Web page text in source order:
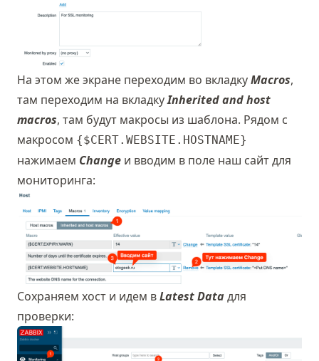
На этом же экране переходим во вкладкуMacros,
там переходим на вкладкуInherited and host
macros, там будут макросы из шаблона. Рядом с
макросом {$CERT.WEBSITE.HOSTNAME}
нажимаем Change и вводим в поле наш сайт для
мониторинга:
Сохраняем хост и идем вLatest Dataдля
проверки: